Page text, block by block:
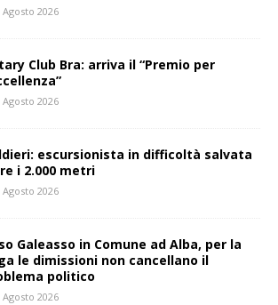
Agosto 2026
Club Bra: arriva il “Premio per
Agosto 2026
escursionista in difficoltà salvata
i 2.000 metri
Agosto 2026
Galeasso in Comune ad Alba, per la
le dimissioni non cancellano il
politico
Agosto 2026